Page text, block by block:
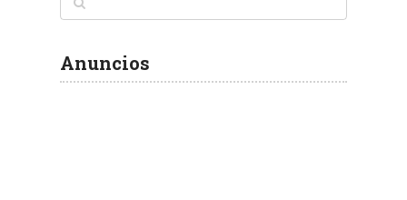
entradas
Anuncios